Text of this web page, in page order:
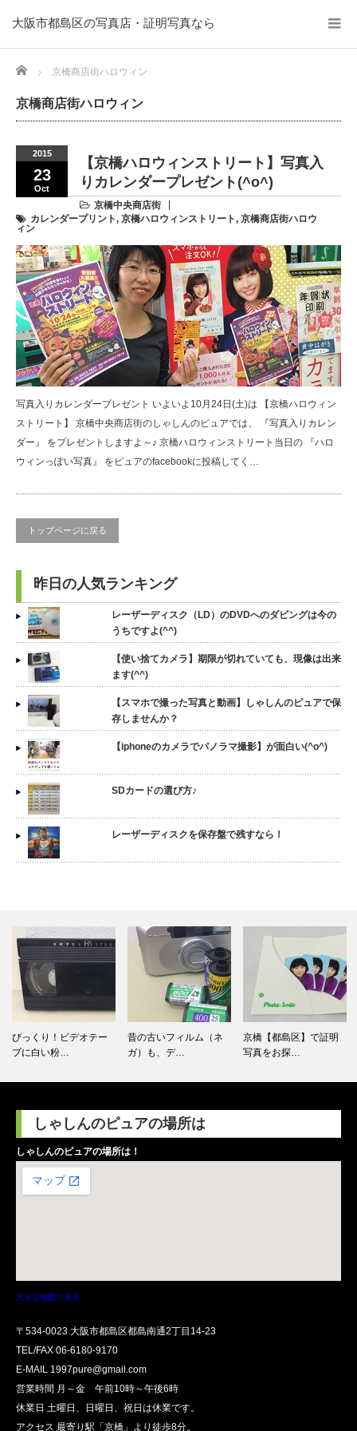
大阪市都島区の写真店・証明写真なら
Home 京橋商店街ハロウィン
京橋商店街ハロウィン
2015
23
Oct
【京橋ハロウィンストリート】写真入
りカレンダープレゼント(^o^)
京橋中央商店街
カレンダープリント, 京橋ハロウィンストリート, 京橋商店街ハロウ
ィン
写真入りカレンダープレゼント いよいよ10月24日(土)は 【京橋ハロウィン
ストリート】 京橋中央商店街のしゃしんのピュアでは、 『写真入りカレン
ダー』 をプレゼントしますよ～♪ 京橋ハロウィンストリート当日の 『ハロ
ウィンっぽい写真』 をピュアのfacebookに投稿してく…
トップページに戻る
昨日の人気ランキング
レーザーディスク（LD）のDVDへのダビングは今の
うちですよ(^^)
【使い捨てカメラ】期限が切れていても、現像は出来
ます(^^)
【スマホで撮った写真と動画】しゃしんのピュアで保
存しませんか？
【iphoneのカメラでパノラマ撮影】が面白い(^o^)
SDカードの選び方♪
レーザーディスクを保存盤で残すなら！
びっくり！ビデオテー
プに白い粉…
昔の古いフィルム（ネ
ガ）も、デ…
京橋【都島区】で証明
写真をお探…
しゃしんのピュアの場所は
しゃしんのピュアの場所は！
大きな地図で見る
〒534-0023 大阪市都島区都島南通2丁目14-23
TEL/FAX 06-6180-9170
E-MAIL 1997pure@gmail.com
営業時間 月～金 午前10時～午後6時
休業日 土曜日、日曜日、祝日は休業です。
アクセス 最寄り駅「京橋」より徒歩8分。